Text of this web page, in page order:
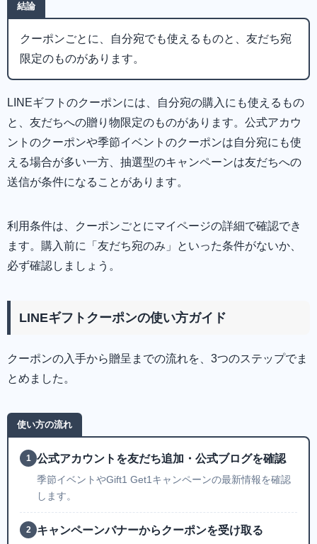
結論
クーポンごとに、自分宛でも使えるものと、友だち宛
限定のものがあります。
LINEギフトのクーポンには、自分宛の購入にも使えるもの
と、友だちへの贈り物限定のものがあります。公式アカウ
ントのクーポンや季節イベントのクーポンは自分宛にも使
える場合が多い一方、抽選型のキャンペーンは友だちへの
送信が条件になることがあります。
利用条件は、クーポンごとにマイページの詳細で確認でき
ます。購入前に「友だち宛のみ」といった条件がないか、
必ず確認しましょう。
LINEギフトクーポンの使い方ガイド
クーポンの入手から贈呈までの流れを、3つのステップでま
とめました。
使い方の流れ
1 公式アカウントを友だち追加・公式ブログを確認
季節イベントやGift1 Get1キャンペーンの最新情報を確認
します。
2 キャンペーンバナーからクーポンを受け取る